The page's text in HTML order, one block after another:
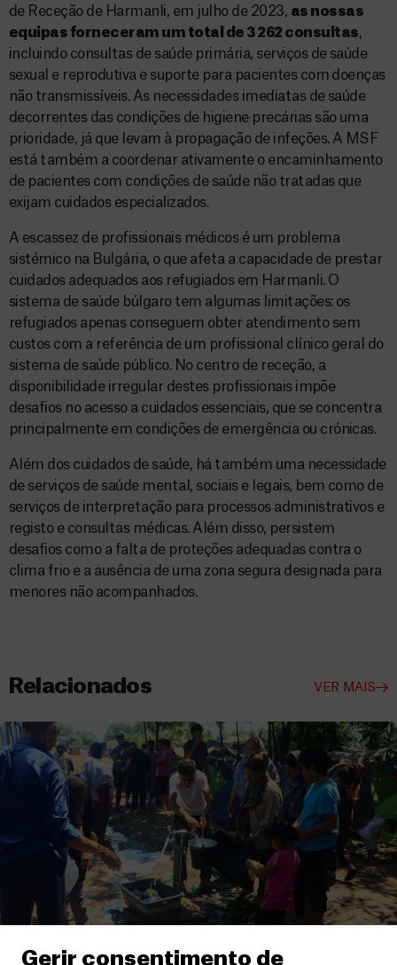
Gerir consentimento de
de Receção de Harmanli, em julho de 2023, as nossas
equipas forneceram um total de 3 262 consultas,
incluindo consultas de saúde primária, serviços de saúde
sexual e reprodutiva e suporte para pacientes com doenças
não transmissíveis. As necessidades imediatas de saúde
decorrentes das condições de higiene precárias são uma
prioridade, já que levam à propagação de infeções. A MSF
está também a coordenar ativamente o encaminhamento
de pacientes com condições de saúde não tratadas que
exijam cuidados especializados.
A escassez de profissionais médicos é um problema
sistémico na Bulgária, o que afeta a capacidade de prestar
cuidados adequados aos refugiados em Harmanli. O
sistema de saúde búlgaro tem algumas limitações: os
refugiados apenas conseguem obter atendimento sem
custos com a referência de um profissional clínico geral do
sistema de saúde público. No centro de receção, a
disponibilidade irregular destes profissionais impõe
desafios no acesso a cuidados essenciais, que se concentra
principalmente em condições de emergência ou crónicas.
Além dos cuidados de saúde, há também uma necessidade
de serviços de saúde mental, sociais e legais, bem como de
serviços de interpretação para processos administrativos e
registo e consultas médicas. Além disso, persistem
desafios como a falta de proteções adequadas contra o
clima frio e a ausência de uma zona segura designada para
menores não acompanhados.
Relacionados VER MAIS